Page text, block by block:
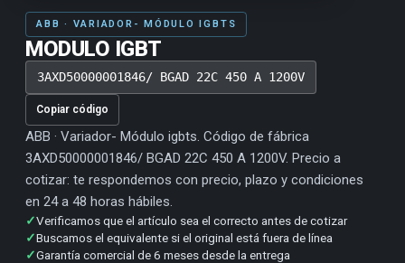
ABB · VARIADOR- MÓDULO IGBTS
MODULO IGBT
3AXD50000001846/ BGAD 22C 450 A 1200V
Copiar código
ABB · Variador- Módulo igbts. Código de fábrica
3AXD50000001846/ BGAD 22C 450 A 1200V. Precio a
cotizar: te respondemos con precio, plazo y condiciones
en 24 a 48 horas hábiles.
✓Verificamos que el artículo sea el correcto antes de cotizar
✓Buscamos el equivalente si el original está fuera de línea
✓Garantía comercial de 6 meses desde la entrega